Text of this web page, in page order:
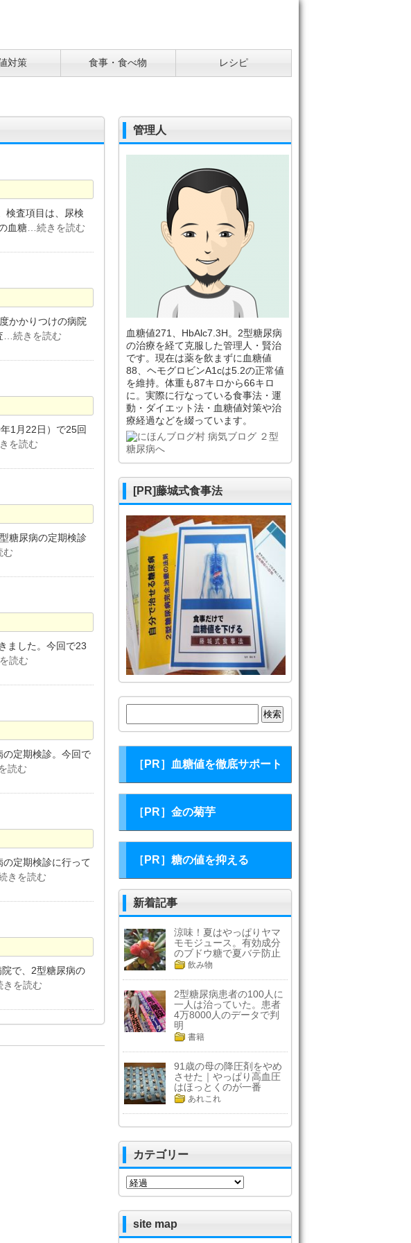
対策 食事・食べ物 レシピ
検査項目は、尿検
血糖 …続きを読む
かかりつけの病院
…続きを読む
1月22日）で25回
を読む
糖尿病の定期検診
む
ました。今回で23
読む
定期検診。今回で
読む
定期検診に行って
きを読む
で、2型糖尿病の
きを読む
管理人
血糖値271、HbAlc7.3H。2型糖尿病
の治療を経て克服した管理人・賢治
です。現在は薬を飲まずに血糖値
88、ヘモグロビンA1cは5.2の正常値
を維持。体重も87キロから66キロ
に。実際に行なっている食事法・運
動・ダイエット法・血糖値対策や治
療経過などを綴っています。
[PR]藤城式食事法
索:
［PR］血糖値を徹底サポート
［PR］金の菊芋
［PR］糖の値を抑える
新着記事
涼味！夏はやっぱりヤマ
モモジュース。有効成分
のブドウ糖で夏バテ防止
飲み物
2型糖尿病患者の100人に
一人は治っていた。患者
4万8000人のデータで判
明
書籍
91歳の母の降圧剤をやめ
させた｜やっぱり高血圧
はほっとくのが一番
あれこれ
カテゴリー
カ
リ
ー
site map